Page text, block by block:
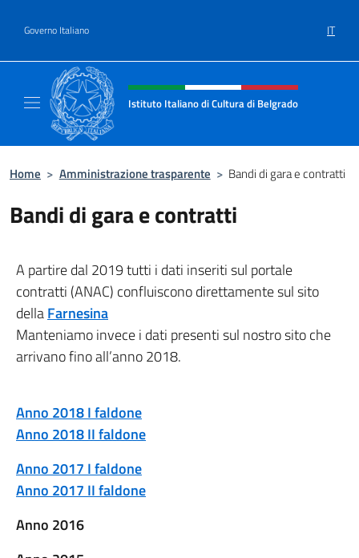
Governo Italiano IT
Intestazione sito, social e menù
Istituto Italiano di Cultura di Belgrado
Home > Amministrazione trasparente > Bandi di gara e contratti
Bandi di gara e contratti
A partire dal 2019 tutti i dati inseriti sul portale
contratti (ANAC) confluiscono direttamente sul sito
dellaFarnesina
Manteniamo invece i dati presenti sul nostro sito che
arrivano fino all’anno 2018.
Anno 2018 I faldone
Anno 2018 II faldone
Anno 2017 I faldone
Anno 2017 II faldone
Anno 2016